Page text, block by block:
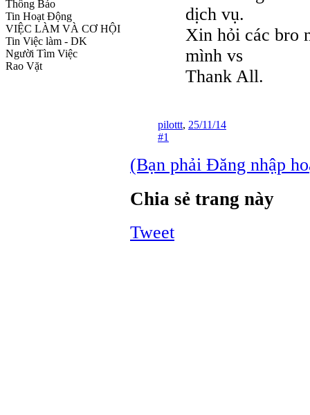
Thông Báo
Tin Hoạt Động
VIỆC LÀM VÀ CƠ HỘI
Tin Việc làm - DK
Người Tìm Việc
Rao Vặt
dịch vụ.
Xin hỏi các bro
mình vs
Thank All.
pilottt, 25/11/14
#1
(Bạn phải Đăng nhập
Chia sẻ trang này
Tweet